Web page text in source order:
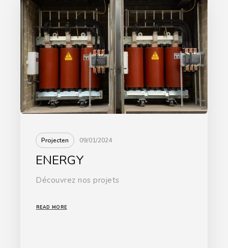
Projecten 09/01/2024
ENERGY
Découvrez nos projets
READ MORE